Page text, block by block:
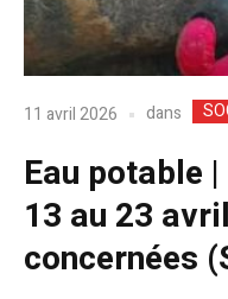
11 avril 2026 dans
Eau potable
13 au 23
concernées